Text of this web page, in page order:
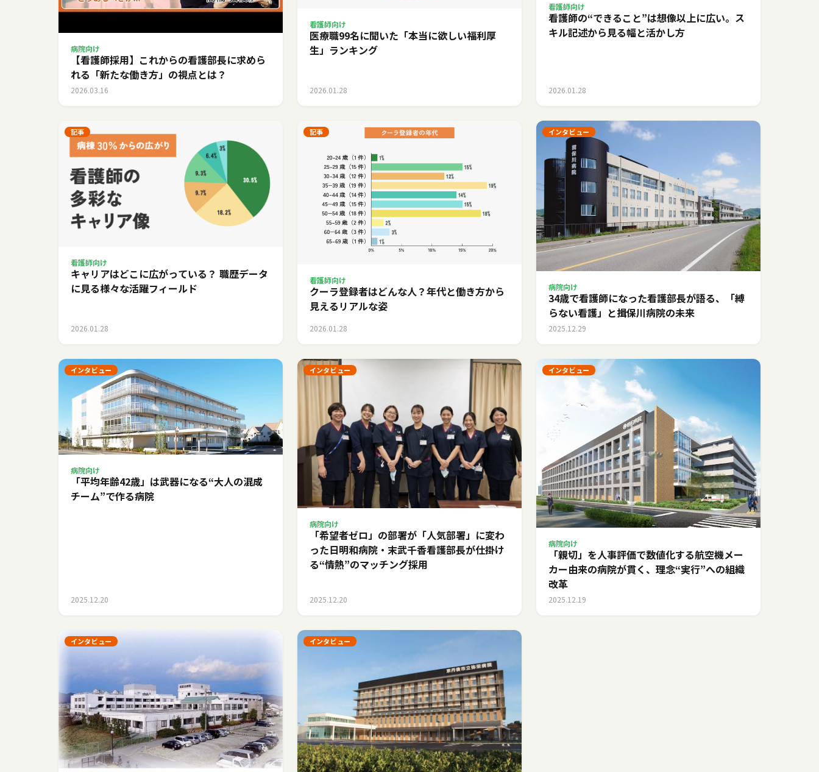
病院向け
【看護師採用】これからの看護部長に求めら
れる「新たな働き方」の視点とは？
2026.03.16
看護師向け
医療職99名に聞いた「本当に欲しい福利厚
生」ランキング
2026.01.28
看護師向け
看護師の“できること”は想像以上に広い。ス
キル記述から見る幅と活かし方
2026.01.28
記事
看護師向け
キャリアはどこに広がっている？ 職歴データ
に見る様々な活躍フィールド
2026.01.28
記事
看護師向け
クーラ登録者はどんな人？年代と働き方から
見えるリアルな姿
2026.01.28
インタビュー
病院向け
34歳で看護師になった看護部長が語る、「縛
らない看護」と揖保川病院の未来
2025.12.29
インタビュー
病院向け
「平均年齢42歳」は武器になる――“大人の混成
チーム”で作る病院
2025.12.20
インタビュー
病院向け
「希望者ゼロ」の部署が「人気部署」に変わ
った日――明和病院・末武千香看護部長が仕掛け
る“情熱”のマッチング採用
2025.12.20
インタビュー
病院向け
「親切」を人事評価で数値化する――航空機メー
カー由来の病院が貫く、理念“実行”への組織
改革
2025.12.19
インタビュー インタビュー